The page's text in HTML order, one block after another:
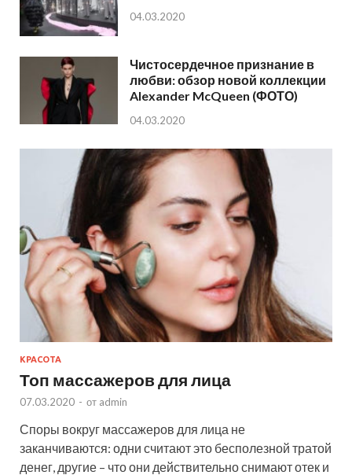
04.03.2020
Чистосердечное признание в
любви: обзор новой коллекции
Alexander McQueen (ФОТО)
04.03.2020
КРАСОТА
Топ массажеров для лица
07.03.2020 - от admin
Споры вокруг массажеров для лица не
заканчиваются: одни считают это бесполезной тратой
денег, другие – что они действительно снимают отек и